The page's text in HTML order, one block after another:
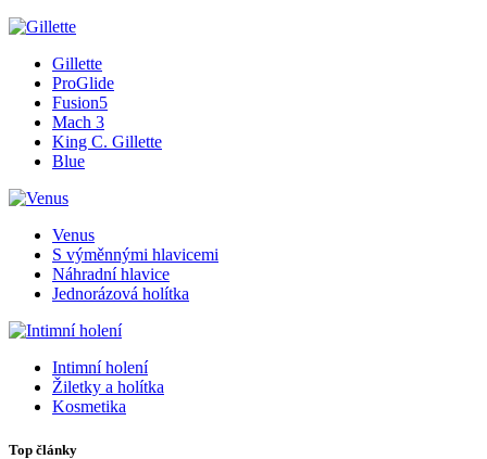
Gillette
ProGlide
Fusion5
Mach 3
King C. Gillette
Blue
Venus
S výměnnými hlavicemi
Náhradní hlavice
Jednorázová holítka
Intimní holení
Žiletky a holítka
Kosmetika
Top články